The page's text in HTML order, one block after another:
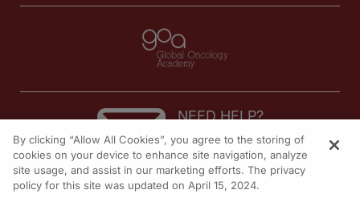
NEED HELP?
Contact us
© 2026 All rights reserved.
By clicking “Allow All Cookies”, you agree to the storing of
cookies on your device to enhance site navigation, analyze
site usage, and assist in our marketing efforts. The privacy
policy for this site was updated on April 15, 2024.